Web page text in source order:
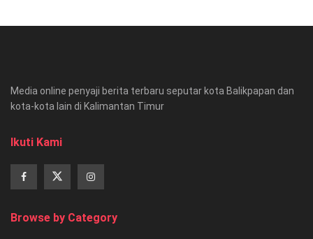
Media online penyaji berita terbaru seputar kota Balikpapan dan
kota-kota lain di Kalimantan Timur
Ikuti Kami
Browse by Category